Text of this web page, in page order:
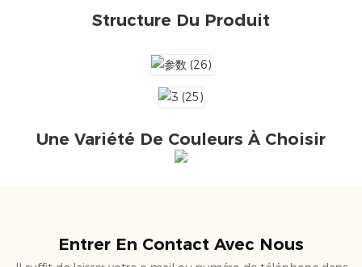
Structure Du Produit
Une Variété De Couleurs À Choisir
Entrer En Contact Avec Nous